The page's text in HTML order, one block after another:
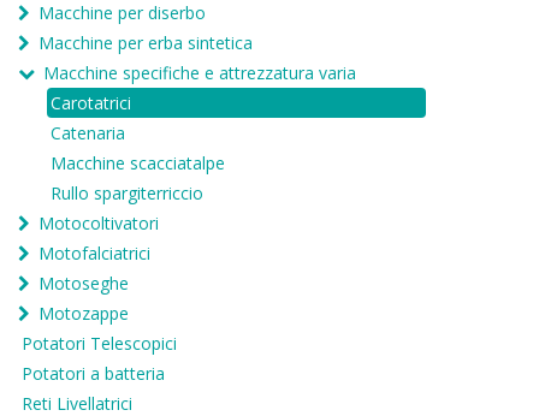
Macchine per diserbo
Macchine per erba sintetica
Macchine specifiche e attrezzatura varia
Carotatrici
Catenaria
Macchine scacciatalpe
Rullo spargiterriccio
Motocoltivatori
Motofalciatrici
Motoseghe
Motozappe
Potatori Telescopici
Potatori a batteria
Reti Livellatrici